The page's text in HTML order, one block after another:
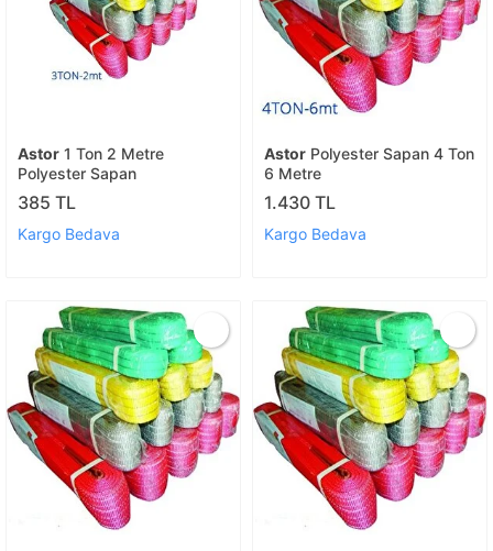
Astor 1 Ton 2 Metre
Polyester Sapan
385 TL
Kargo Bedava
Astor Polyester Sapan 4 Ton
6 Metre
1.430 TL
Kargo Bedava